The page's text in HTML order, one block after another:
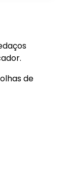
de